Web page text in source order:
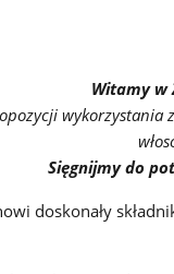
Witamy w
wykorzystania
Sięgnijmy do
doskonały